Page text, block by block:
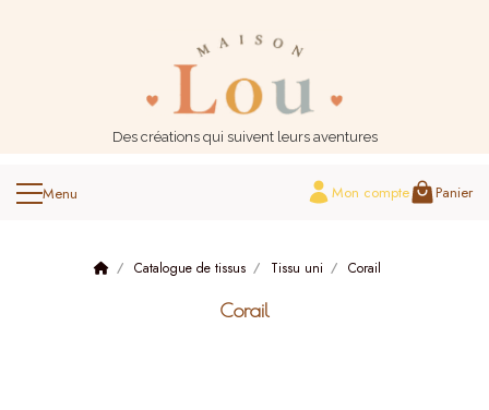
Des créations qui suivent leurs aventures
Mon compte Panier
Catalogue de tissus Tissu uni Corail
Corail